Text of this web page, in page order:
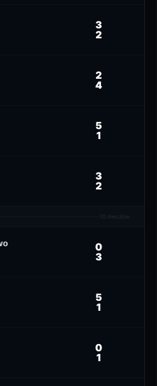
3
2
2
4
5
1
3
2
meczów
0
3
5
1
0
1